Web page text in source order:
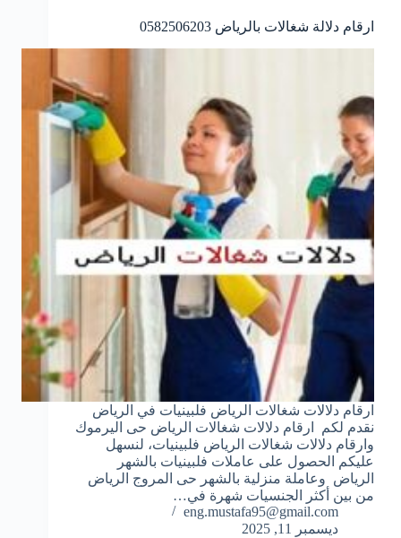
ارقام دلالة شغالات بالرياض 0582506203
ارقام دلالات شغالات الرياض فلبينيات في الرياض
نقدم لكم ارقام دلالات شغالات الرياض حى اليرموك
وارقام دلالات شغالات الرياض فلبينيات، لنسهل
عليكم الحصول على عاملات فلبينيات بالشهر
الرياض وعاملة منزلية بالشهر حى المروج الرياض
من بين أكثر الجنسيات شهرة في…
eng.mustafa95@gmail.com
ديسمبر 11, 2025